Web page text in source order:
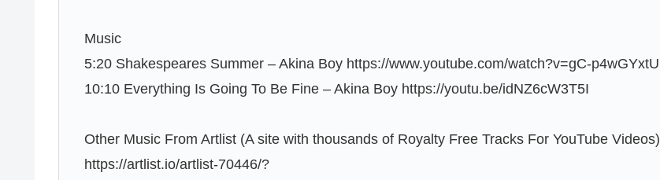
Music
5:20 Shakespeares Summer – Akina Boy https://www.youtube.com/watch?v=gC-p4wGYxtU
10:10 Everything Is Going To Be Fine – Akina Boy https://youtu.be/idNZ6cW3T5I
Other Music From Artlist (A site with thousands of Royalty Free Tracks For YouTube Videos)
https://artlist.io/artlist-70446/?